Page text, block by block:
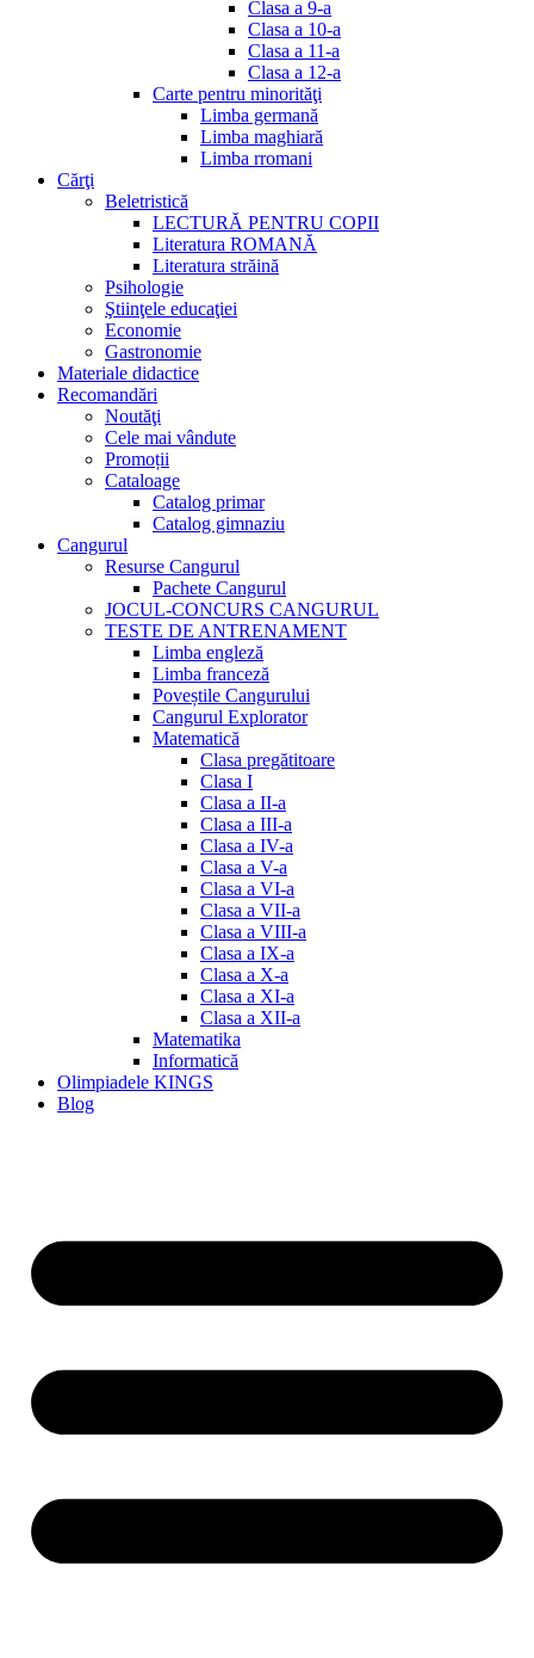
Clasa a 9-a
Clasa a 10-a
Clasa a 11-a
Clasa a 12-a
Carte pentru minorităţi
Limba germană
Limba maghiară
Limba rromani
Cărţi
Beletristică
LECTURĂ PENTRU COPII
Literatura ROMANĂ
Literatura străină
Psihologie
Ştiinţele educaţiei
Economie
Gastronomie
Materiale didactice
Recomandări
Noutăţi
Cele mai vândute
Promoții
Cataloage
Catalog primar
Catalog gimnaziu
Cangurul
Resurse Cangurul
Pachete Cangurul
JOCUL-CONCURS CANGURUL
TESTE DE ANTRENAMENT
Limba engleză
Limba franceză
Poveștile Cangurului
Cangurul Explorator
Matematică
Clasa pregătitoare
Clasa I
Clasa a II-a
Clasa a III-a
Clasa a IV-a
Clasa a V-a
Clasa a VI-a
Clasa a VII-a
Clasa a VIII-a
Clasa a IX-a
Clasa a X-a
Clasa a XI-a
Clasa a XII-a
Matematika
Informatică
Olimpiadele KINGS
Blog